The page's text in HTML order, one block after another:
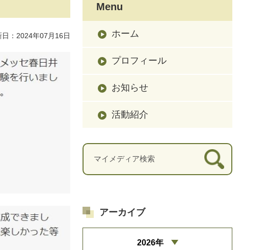
：2024年07月16日
Menu
ホーム
プロフィール
お知らせ
活動紹介
アーカイブ
2026年